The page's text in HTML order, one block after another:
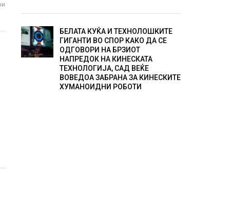
БЕЛАТА КУЌА И ТЕХНОЛОШКИТЕ
ГИГАНТИ ВО СПОР КАКО ДА СЕ
ОДГОВОРИ НА БРЗИОТ
НАПРЕДОК НА КИНЕСКАТА
ТЕХНОЛОГИЈА, САД ВЕЌЕ
ВОВЕДОА ЗАБРАНА ЗА КИНЕСКИТЕ
ХУМАНОИДНИ РОБОТИ